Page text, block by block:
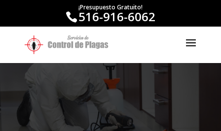
¡Presupuesto Gratuito!
516-916-6062